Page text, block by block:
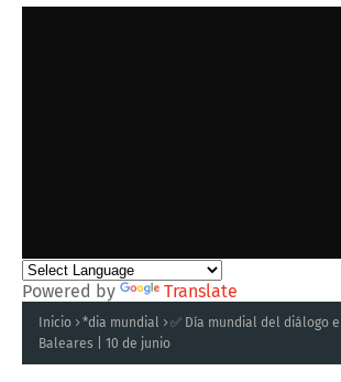
Powered by Translate
Inicio *dia mundial
✅ Día mundial del diálogo
Baleares | 10 de junio